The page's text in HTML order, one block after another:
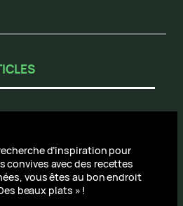
d’inspiration pour
convives avec des recettes
vous êtes au bon endroit
beaux plats » !